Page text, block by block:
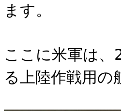
ます。
ここに米軍は
る上陸作戦用の